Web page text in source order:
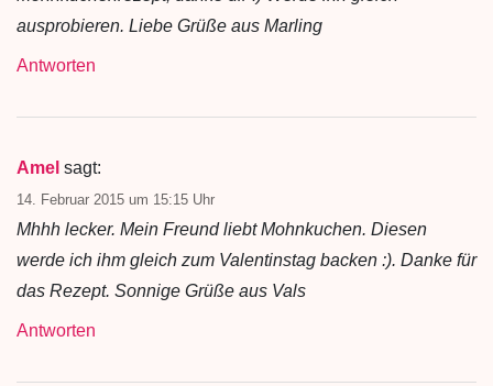
ausprobieren. Liebe Grüße aus Marling
Antworten
Amel sagt:
14. Februar 2015 um 15:15 Uhr
Mhhh lecker. Mein Freund liebt Mohnkuchen. Diesen
werde ich ihm gleich zum Valentinstag backen :). Danke für
das Rezept. Sonnige Grüße aus Vals
Antworten